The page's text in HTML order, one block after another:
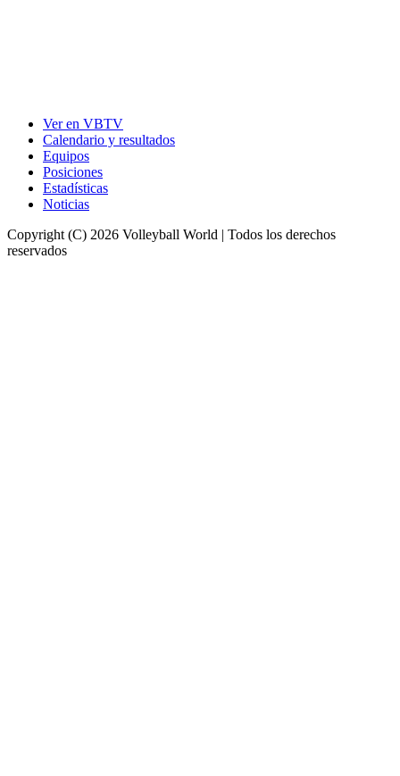
Ver en VBTV
Calendario y resultados
Equipos
Posiciones
Estadísticas
Noticias
Copyright (C) 2026 Volleyball World | Todos los derechos
reservados